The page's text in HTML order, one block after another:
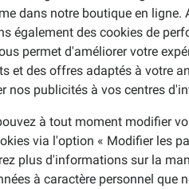
dans notre boutique en ligne.
également des cookies de
permet d'améliorer votre
et des offres adaptés à votre
nos publicités à vos centres
à tout moment modifier
via l'option « Modifier les
plus d'informations sur la
à caractère personnel que